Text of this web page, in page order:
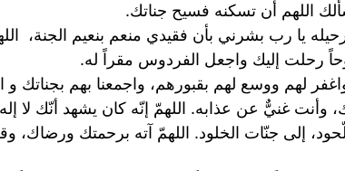
اللهم أن تسكنه فسيح جناتك.
يا رب بشرني بأن فقيدي منعم بنعيم الجنة،
رحلت إليك واجعل الفردوس مقراً له.
لهم ووسع لهم بقبورهم، واجمعنا بهم بجناتك و
وأنت غنيٌّ عن عذابه. اللهمّ إنّه كان يشهد أنّك لا
إلى جنّات الخلود. اللهمّ آته برحمتك ورضاك،